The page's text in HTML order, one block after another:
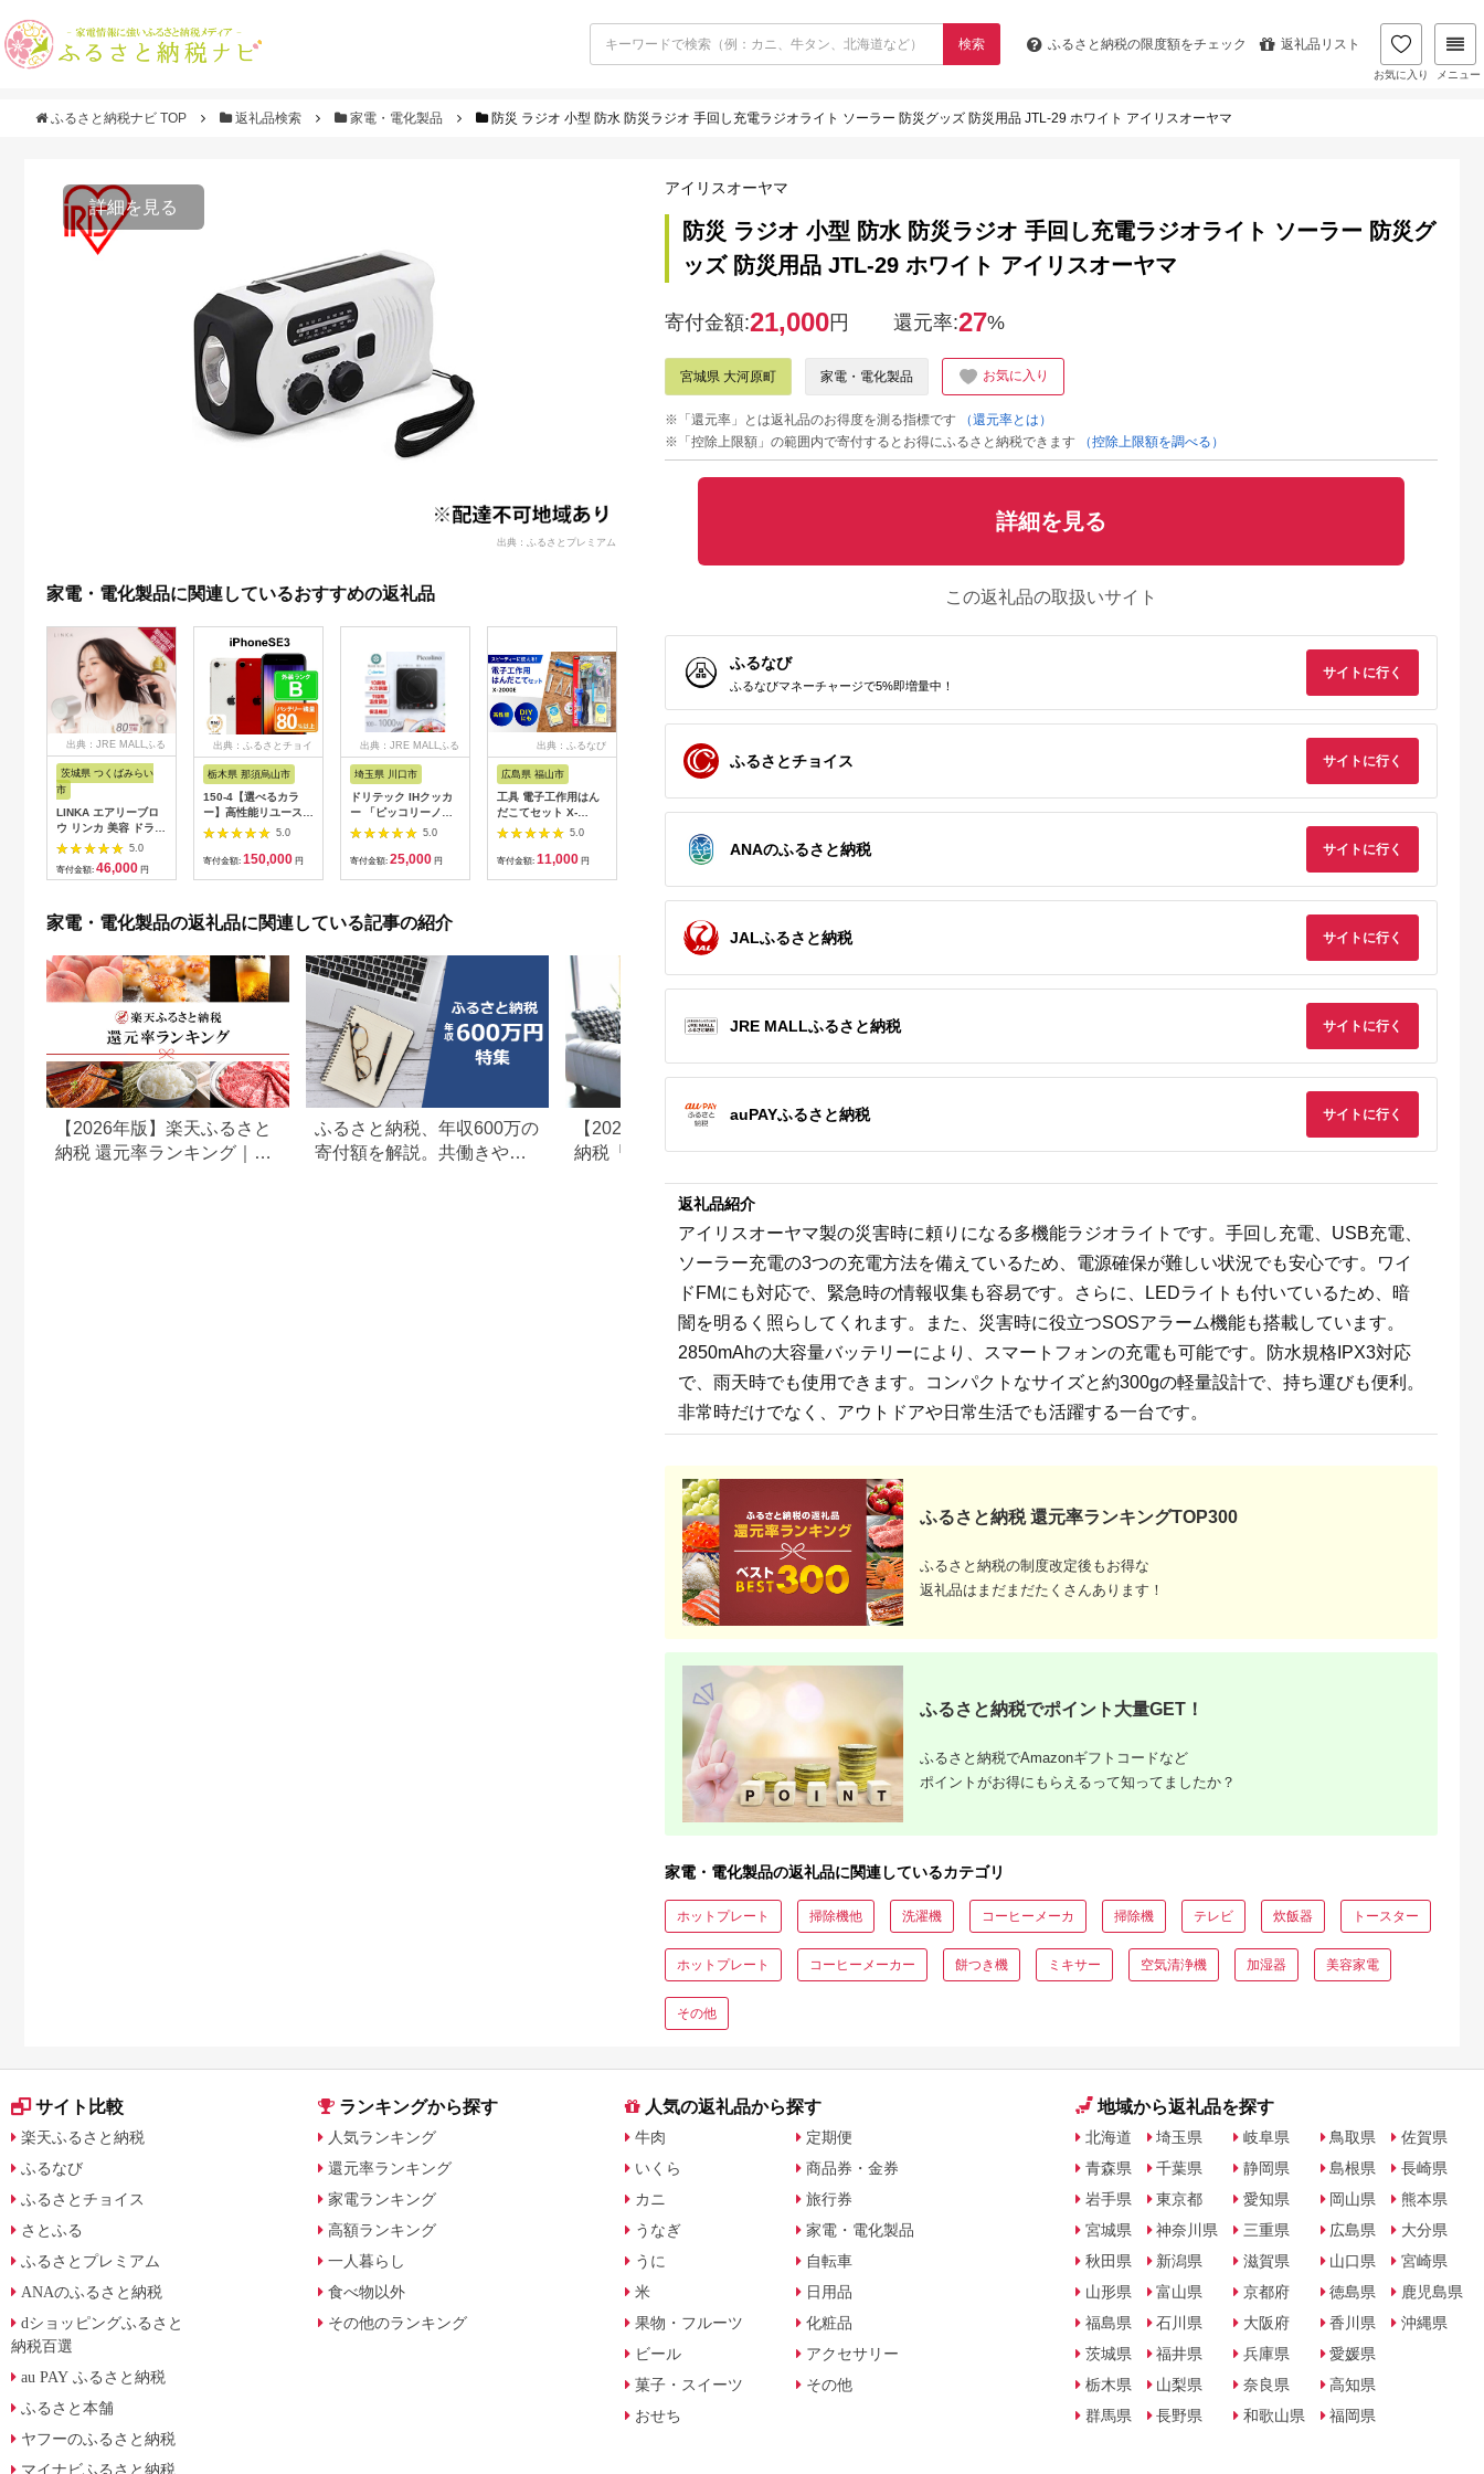
検索 ふるさと納税の限度額をチェック 返礼品リスト
お気に入り メニュー
ふるさと納税ナビ TOP 返礼品検索 家電・電化製品 防災 ラジオ 小型 防水 防災ラジオ 手回し充電ラジオライト ソーラー 防災グッズ 防災用品 JTL-29 ホワイト アイリスオーヤマ
詳細を見る
出典：ふるさとプレミアム
家電・電化製品に関連しているおすすめの返礼品
出典：JRE MALLふる
茨城県 つくばみらい
市
LINKA エアリーブロ
ウ リンカ 美容 ドライ
ヤー ヘアケア 髪 エス
テ ギフト ラッピング
贈呈品 プレゼント 母
5.0
寄付金額: 46,000 円
出典：ふるさとチョイ
栃木県 那須烏山市
150-4【選べるカラ
ー】高性能リユース
スマホ Apple
iPhoneSE 3 128GB
SIMロック解除済 本
5.0
寄付金額: 150,000 円
出典：JRE MALLふる
埼玉県 川口市
ドリテック IHクッカ
ー 「ピッコリーノ」
ブラック DI-
217BK【1642626】
5.0
寄付金額: 25,000 円
出典：ふるなび
広島県 福山市
工具 電子工作用はん
だこてセット X-
2000E[BAEG004]工
5.0
寄付金額: 11,000 円
出典：JRE MALLふる
さと納税
宮城県 角田市
【単3×72本】乾電池
BIGCAPA basic plus
12本パック
LR6Bbp/12S
10,000
乾電池エボルタNEO
単3・4形 計20本 アル
ック
12,000
MOTTERU(モッテル)
AC充電器 PD35W
(MOT-
ACPD35WU1) ペー
ピアノ HP702 ライト
オーク調 設置作業付
MOTTERU(モッテ
ル) Power
Delivery65W対応
USB-A×1ポート 合計
最大63W AC充電器
かしこく充電 ２年保
証（MOT-
ACPD65WU1） パ
【Canon】 キヤノン
ミラーレス カメラ
EOS R7 ボディー キ
ャノン 一眼 家電
_0022C
家電・電化製品の返礼品に関連している記事の紹介
【2026年版】楽天ふるさと
納税 還元率ランキング｜高
ふるさと納税、年収600万の
寄付額を解説。共働きや子
【2026年最新版】ふるさと
納税「食べ物以外」返礼品
楽天ふるさと納税でこだわ
りの家電探し。おすすめラ
アイリスオーヤマ
防災 ラジオ 小型 防水 防災ラジオ 手回し充電ラジオライト ソーラー 防災グ
ッズ 防災用品 JTL-29 ホワイト アイリスオーヤマ
寄付金額:21,000円 還元率:27%
宮城県 大河原町 家電・電化製品 お気に入り
※「還元率」とは返礼品のお得度を測る指標です
（還元率とは）
※「控除上限額」の範囲内で寄付するとお得にふるさと納税できます
（控除上限額を調べる）
詳細を見る
この返礼品の取扱いサイト
ふるなび
ふるなびマネーチャージで5%即増量中！
サイトに行く
ふるさとチョイス サイトに行く
ANAのふるさと納税 サイトに行く
JALふるさと納税 サイトに行く
JRE MALLふるさと納税 サイトに行く
auPAYふるさと納税 サイトに行く
返礼品紹介
アイリスオーヤマ製の災害時に頼りになる多機能ラジオライトです。手回し充電、USB充電、
ソーラー充電の3つの充電方法を備えているため、電源確保が難しい状況でも安心です。ワイ
ドFMにも対応で、緊急時の情報収集も容易です。さらに、LEDライトも付いているため、暗
闇を明るく照らしてくれます。また、災害時に役立つSOSアラーム機能も搭載しています。
2850mAhの大容量バッテリーにより、スマートフォンの充電も可能です。防水規格IPX3対応
で、雨天時でも使用できます。コンパクトなサイズと約300gの軽量設計で、持ち運びも便利。
非常時だけでなく、アウトドアや日常生活でも活躍する一台です。
ふるさと納税 還元率ランキングTOP300
ふるさと納税の制度改定後もお得な
返礼品はまだまだたくさんあります！
ふるさと納税でポイント大量GET！
ふるさと納税でAmazonギフトコードなど
ポイントがお得にもらえるって知ってましたか？
家電・電化製品の返礼品に関連しているカテゴリ
ホットプレート 掃除機他 洗濯機 コーヒーメーカ 掃除機 テレビ 炊飯器 トースター
ホットプレート コーヒーメーカー 餅つき機 ミキサー 空気清浄機 加湿器 美容家電
その他
サイト比較
楽天ふるさと納税
ふるなび
ふるさとチョイス
さとふる
ふるさとプレミアム
ANAのふるさと納税
dショッピングふるさと
納税百選
au PAY ふるさと納税
ふるさと本舗
ヤフーのふるさと納税
マイナビふるさと納税
ランキングから探す
人気ランキング
還元率ランキング
家電ランキング
高額ランキング
一人暮らし
食べ物以外
その他のランキング
人気の返礼品から探す
牛肉
いくら
カニ
うなぎ
うに
米
果物・フルーツ
ビール
菓子・スイーツ
おせち
定期便
商品券・金券
旅行券
家電・電化製品
自転車
日用品
化粧品
アクセサリー
その他
地域から返礼品を探す
北海道
青森県
岩手県
宮城県
秋田県
山形県
福島県
茨城県
栃木県
群馬県
埼玉県
千葉県
東京都
神奈川県
新潟県
富山県
石川県
福井県
山梨県
長野県
岐阜県
静岡県
愛知県
三重県
滋賀県
京都府
大阪府
兵庫県
奈良県
和歌山県
鳥取県
島根県
岡山県
広島県
山口県
徳島県
香川県
愛媛県
高知県
福岡県
佐賀県
長崎県
熊本県
大分県
宮崎県
鹿児島県
沖縄県